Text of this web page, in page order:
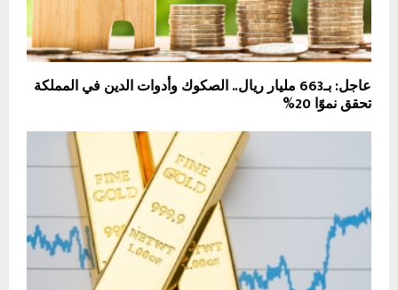
عاجل: بـ663 مليار ريال.. الصكوك وأدوات الدين في المملكة
تحقق نموًا 20%